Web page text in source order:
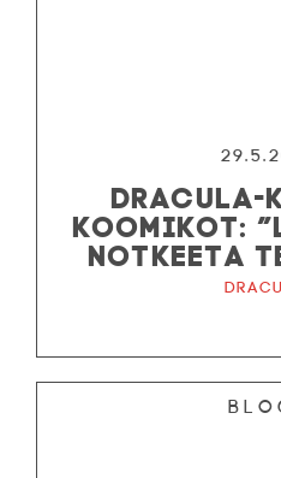
DRACULA-
KOOMIKOT:
NOTKEETA